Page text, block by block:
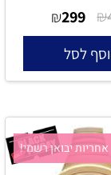
₪
₪299
לסל
אחריות יבואן רשמי!